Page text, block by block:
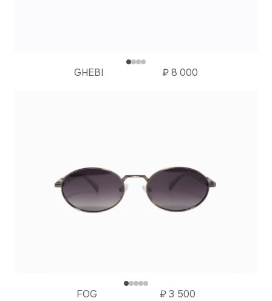
GHEBI ₽8 000
FOG ₽3 500